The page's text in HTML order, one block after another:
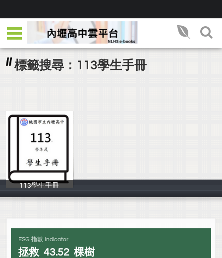
標籤搜尋：113學生手冊
113學生手冊
學務處
ESG 指數 Indicator
拯救 43.52 棵樹